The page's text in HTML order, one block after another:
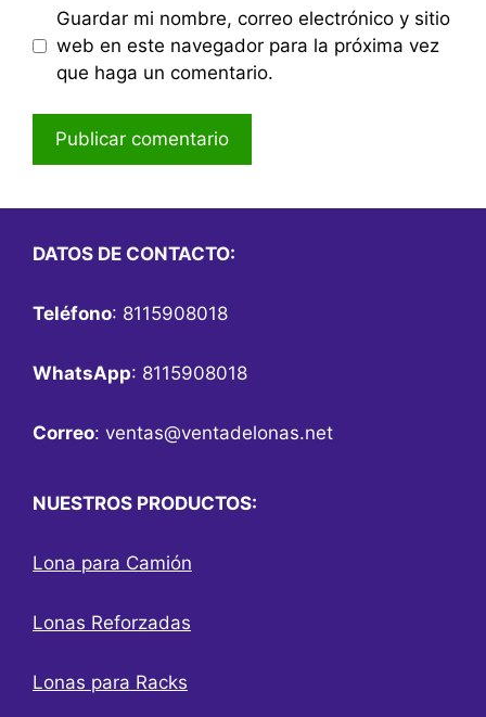
Guardar mi nombre, correo electrónico y sitio
web en este navegador para la próxima vez
que haga un comentario.
DATOS DE CONTACTO:
Teléfono: 8115908018
WhatsApp: 8115908018
Correo: ventas@ventadelonas.net
NUESTROS PRODUCTOS:
Lona para Camión
Lonas Reforzadas
Lonas para Racks